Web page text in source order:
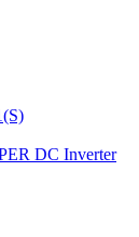
DC Inverter